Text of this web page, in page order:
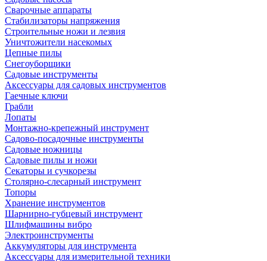
Сварочные аппараты
Стабилизаторы напряжения
Строительные ножи и лезвия
Уничтожители насекомых
Цепные пилы
Снегоуборщики
Садовые инструменты
Аксессуары для садовых инструментов
Гаечные ключи
Грабли
Лопаты
Монтажно-крепежный инструмент
Садово-посадочные инструменты
Садовые ножницы
Садовые пилы и ножи
Секаторы и сучкорезы
Столярно-слесарный инструмент
Топоры
Хранение инструментов
Шарнирно-губцевый инструмент
Шлифмашины вибро
Электроинструменты
Аккумуляторы для инструмента
Аксессуары для измерительной техники